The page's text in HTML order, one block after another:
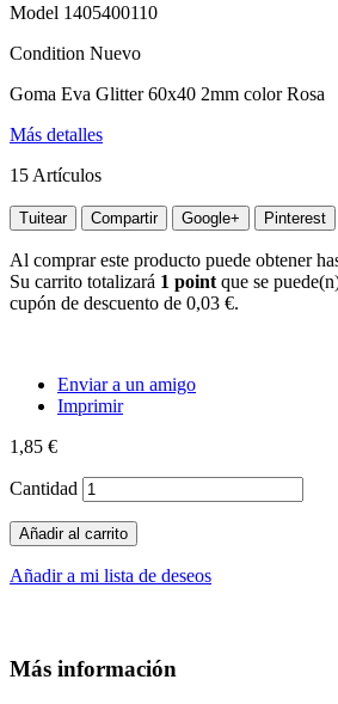
Model 1405400110
Condition Nuevo
Goma Eva Glitter 60x40 2mm color Rosa
Más detalles
15 Artículos
Tuitear Compartir Google+ Pinterest
Al comprar este producto puede obtener
Su carrito totalizará 1 point que se
cupón de descuento de 0,03 €.
Enviar a un amigo
Imprimir
1,85 €
Cantidad
Añadir al carrito
Añadir a mi lista de deseos
Más información